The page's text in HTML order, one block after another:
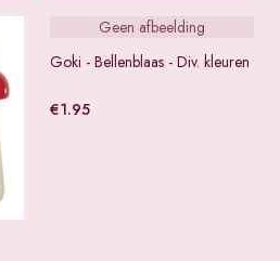
Geen afbeelding
Goki - Bellenblaas - Div. kleuren
€1.95